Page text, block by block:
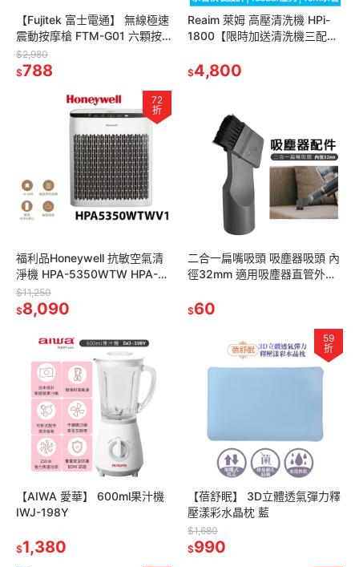
【Fujitek 富士電通】 無線極速
震動按摩槍 FTM-G01 六顆按
摩頭 筋膜槍 6檔力道 交換禮物
父親節禮物
$2,980
$788
Reaim 萊姆 高壓清洗機 HPi-
1800【限時加送清洗機三配件
打蠟
$4,800
72
折
福利品Honeywell 抗敏空氣清
淨機 HPA-5350WTW HPA-
5350WTWV1 小淨 5350 原廠
公司貨
$11,250
$8,090
二合一扁嘴吸頭 吸塵器吸頭 內
徑32mm 適用吸塵器直管外徑
際牌 飛利浦 聲寶 東芝
$60
【AIWA 愛華】 600ml果汁機
IWJ-198Y
$1,380
59
折
【蓓舒眠】 3D立體透氣彈力釋
壓漾彩水晶枕 藍
$1,680
$990